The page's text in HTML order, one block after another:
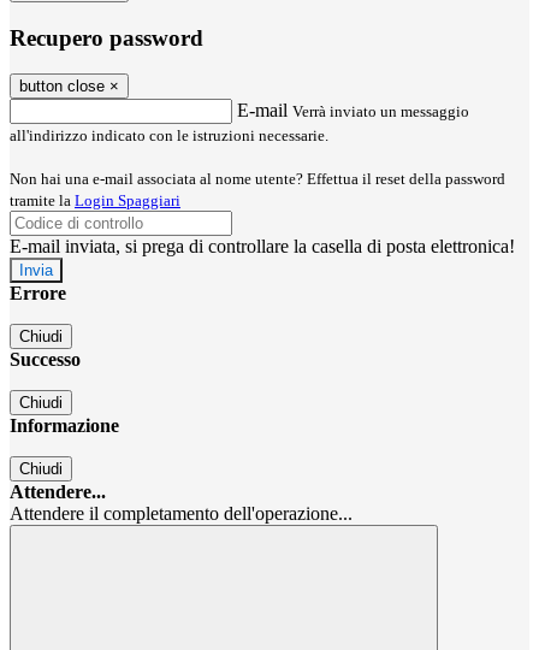
Recupero password
button close ×
E-mail Verrà inviato un messaggio
all'indirizzo indicato con le istruzioni necessarie.
Non hai una e-mail associata al nome utente? Effettua il reset della password
tramite la Login Spaggiari
E-mail inviata, si prega di controllare la casella di posta elettronica!
Errore
Chiudi
Successo
Chiudi
Informazione
Chiudi
Attendere...
Attendere il completamento dell'operazione...